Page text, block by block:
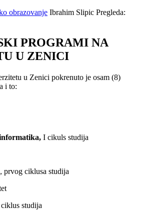
obrazovanje Ibrahim Slipic Pregleda:
PROGRAMI NA
U ZENICI
u Zenici pokrenuto je osam (8)
i to:
I cikuls studija
, prvog ciklusa studija
studija